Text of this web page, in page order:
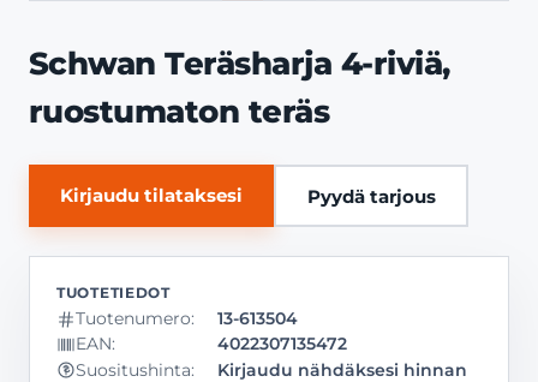
Schwan Teräsharja 4-riviä,
ruostumaton teräs
Kirjaudu tilataksesi Pyydä tarjous
Tuotenumero:
13-613504
EAN:
4022307135472
Suositushinta:
Kirjaudu nähdäksesi hinnan